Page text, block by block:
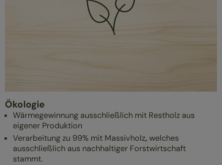
Ökologie
Wärmegewinnung ausschließlich mit Restholz aus
eigener Produktion
Verarbeitung zu 99% mit Massivholz,welches
ausschließlich aus nachhaltiger Forstwirtschaft
stammt.